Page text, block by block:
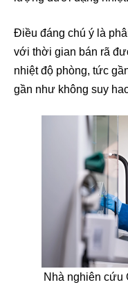
Điều đáng chú ý là
với thời gian bán rã
nhiệt độ phòng, tức
gần như không suy
Nhà nghiên cứu